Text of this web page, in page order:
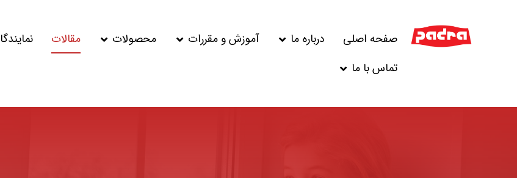
صفحه اصلی درباره ما آموزش و مقررات محصولات مقالات
تماس با ما